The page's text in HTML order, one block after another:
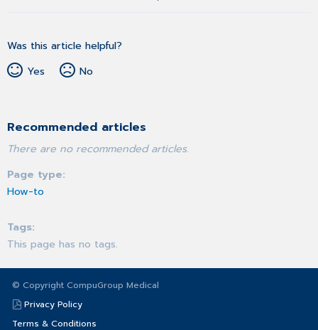
Was this article helpful?
Yes
No
Recommended articles
There are no recommended articles.
Page type
How-to
Tags
This page has no tags.
© Copyright CompuGroup Medical
Privacy Policy
Terms & Conditions